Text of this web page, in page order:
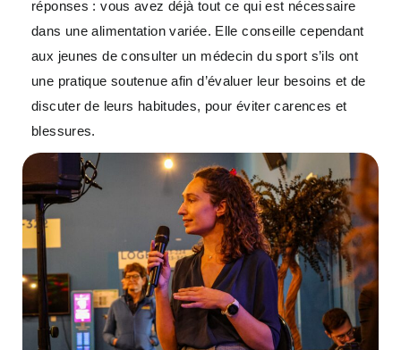
réponses : vous avez déjà tout ce qui est nécessaire
dans une alimentation variée. Elle conseille cependant
aux jeunes de consulter un médecin du sport s’ils ont
une pratique soutenue afin d’évaluer leur besoins et de
discuter de leurs habitudes, pour éviter carences et
blessures.